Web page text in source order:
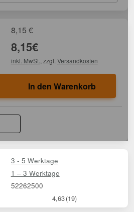
8,15 €
8,15€
inkl. MwSt. , zzgl. Versandkosten
In den Warenkorb
3 - 5 Werktage
1 – 3 Werktage
52262500
4,63(19)